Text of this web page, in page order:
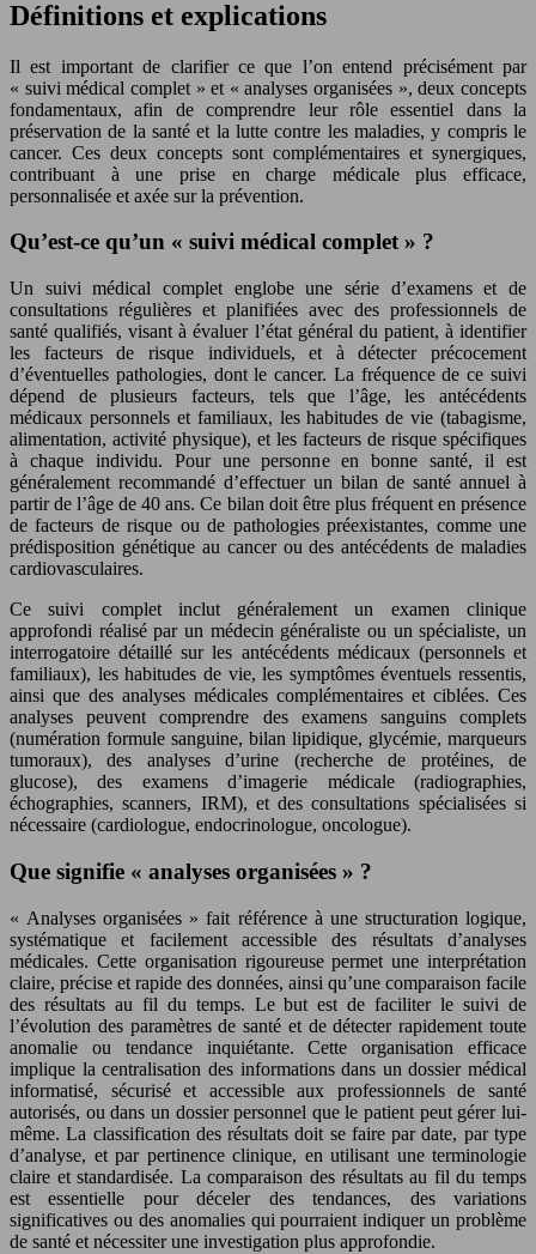
Définitions et explications
Il est important de clarifier ce que l’on entend précisément par
« suivi médical complet » et « analyses organisées », deux concepts
fondamentaux, afin de comprendre leur rôle essentiel dans la
préservation de la santé et la lutte contre les maladies, y compris le
cancer. Ces deux concepts sont complémentaires et synergiques,
contribuant à une prise en charge médicale plus efficace,
personnalisée et axée sur la prévention.
Qu’est-ce qu’un « suivi médical complet » ?
Un suivi médical complet englobe une série d’examens et de
consultations régulières et planifiées avec des professionnels de
santé qualifiés, visant à évaluer l’état général du patient, à identifier
les facteurs de risque individuels, et à détecter précocement
d’éventuelles pathologies, dont le cancer. La fréquence de ce suivi
dépend de plusieurs facteurs, tels que l’âge, les antécédents
médicaux personnels et familiaux, les habitudes de vie (tabagisme,
alimentation, activité physique), et les facteurs de risque spécifiques
à chaque individu. Pour une personne en bonne santé, il est
généralement recommandé d’effectuer un bilan de santé annuel à
partir de l’âge de 40 ans. Ce bilan doit être plus fréquent en présence
de facteurs de risque ou de pathologies préexistantes, comme une
prédisposition génétique au cancer ou des antécédents de maladies
cardiovasculaires.
Ce suivi complet inclut généralement un examen clinique
approfondi réalisé par un médecin généraliste ou un spécialiste, un
interrogatoire détaillé sur les antécédents médicaux (personnels et
familiaux), les habitudes de vie, les symptômes éventuels ressentis,
ainsi que des analyses médicales complémentaires et ciblées. Ces
analyses peuvent comprendre des examens sanguins complets
(numération formule sanguine, bilan lipidique, glycémie, marqueurs
tumoraux), des analyses d’urine (recherche de protéines, de
glucose), des examens d’imagerie médicale (radiographies,
échographies, scanners, IRM), et des consultations spécialisées si
nécessaire (cardiologue, endocrinologue, oncologue).
Que signifie « analyses organisées » ?
« Analyses organisées » fait référence à une structuration logique,
systématique et facilement accessible des résultats d’analyses
médicales. Cette organisation rigoureuse permet une interprétation
claire, précise et rapide des données, ainsi qu’une comparaison facile
des résultats au fil du temps. Le but est de faciliter le suivi de
l’évolution des paramètres de santé et de détecter rapidement toute
anomalie ou tendance inquiétante. Cette organisation efficace
implique la centralisation des informations dans un dossier médical
informatisé, sécurisé et accessible aux professionnels de santé
autorisés, ou dans un dossier personnel que le patient peut gérer lui-
même. La classification des résultats doit se faire par date, par type
d’analyse, et par pertinence clinique, en utilisant une terminologie
claire et standardisée. La comparaison des résultats au fil du temps
est essentielle pour déceler des tendances, des variations
significatives ou des anomalies qui pourraient indiquer un problème
de santé et nécessiter une investigation plus approfondie.